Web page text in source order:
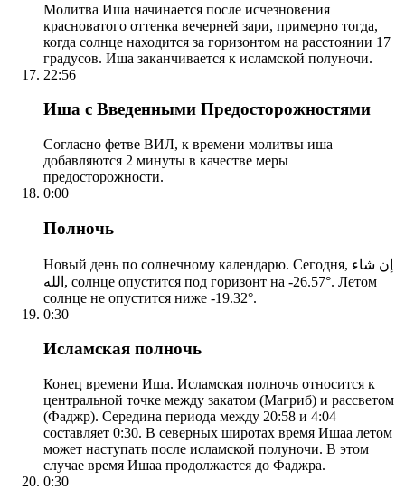
Молитва Иша начинается после исчезновения
красноватого оттенка вечерней зари, примерно тогда,
когда солнце находится за горизонтом на расстоянии 17
градусов. Иша заканчивается к исламской полуночи.
22:56
Иша с Введенными Предосторожностями
Согласно фетве ВИЛ, к времени молитвы иша
добавляются 2 минуты в качестве меры
предосторожности.
0:00
Полночь
Новый день по солнечному календарю. Сегодня, إن شاء
الله, солнце опустится под горизонт на -26.57°. Летом
солнце не опустится ниже -19.32°.
0:30
Исламская полночь
Конец времени Иша. Исламская полночь относится к
центральной точке между закатом (Магриб) и рассветом
(Фаджр). Середина периода между 20:58 и 4:04
составляет 0:30. В северных широтах время Ишаа летом
может наступать после исламской полуночи. В этом
случае время Ишаа продолжается до Фаджра.
0:30